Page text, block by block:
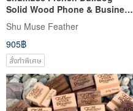
Solid Wood Phone & Business
Card Holder | Phone Stand |
Office Decor | Aroma Stone |
Handmade | Customizable
Shu Muse Feather
905฿
สั่งทำพิเศษ